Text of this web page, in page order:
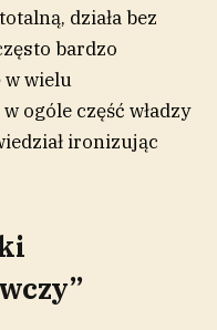
działa bez
bardzo
w wielu
ogóle część władzy
ironizując